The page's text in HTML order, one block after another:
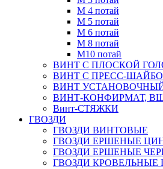
М 4 потай
М 5 потай
М 6 потай
М 8 потай
М10 потай
ВИНТ С ПЛОСКОЙ
ВИНТ С ПРЕСС-
ВИНТ УСТАНОВОЧНЫЙ
ВИНТ-КОНФИРМАТ,
Винт-СТЯЖКИ
ГВОЗДИ
ГВОЗДИ ВИНТОВЫЕ
ГВОЗДИ ЕРШЕНЫЕ
ГВОЗДИ ЕРШЕНЫЕ
ГВОЗДИ КРОВЕЛЬНЫЕ